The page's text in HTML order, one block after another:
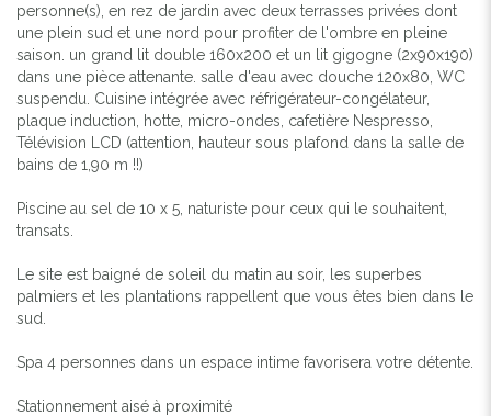
personne(s), en rez de jardin avec deux terrasses privées dont
une plein sud et une nord pour profiter de l'ombre en pleine
saison. un grand lit double 160x200 et un lit gigogne (2x90x190)
dans une pièce attenante. salle d'eau avec douche 120x80, WC
suspendu. Cuisine intégrée avec réfrigérateur-congélateur,
plaque induction, hotte, micro-ondes, cafetière Nespresso,
Télévision LCD (attention, hauteur sous plafond dans la salle de
bains de 1,90 m !!)
Piscine au sel de 10 x 5, naturiste pour ceux qui le souhaitent,
transats.
Le site est baigné de soleil du matin au soir, les superbes
palmiers et les plantations rappellent que vous êtes bien dans le
sud.
Spa 4 personnes dans un espace intime favorisera votre détente.
Stationnement aisé à proximité